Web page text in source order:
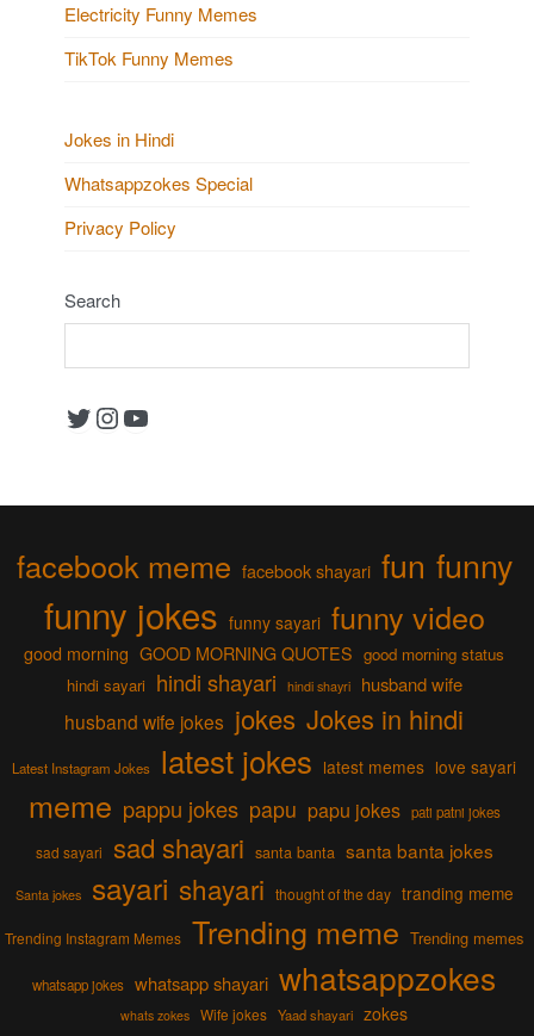
s
Electricity Funny Memes
TikTok Funny Memes
Jokes in Hindi
Whatsappzokes Special
Privacy Policy
Search
Twitter Instagram YouTube
facebook meme facebook shayari fun funny
funny jokes funny sayari funny video
good morning GOOD MORNING QUOTES good morning status
hindi sayari hindi shayari hindi shayri husband wife
husband wife jokes jokes Jokes in hindi
Latest Instagram Jokes latest jokes latest memes love sayari
meme pappu jokes papu papu jokes pati patni jokes
sad sayari sad shayari santa banta santa banta jokes
Santa jokes sayari shayari thought of the day tranding meme
Trending Instagram Memes Trending meme Trending memes
whatsapp jokes whatsapp shayari whatsappzokes
whats zokes Wife jokes Yaad shayari zokes